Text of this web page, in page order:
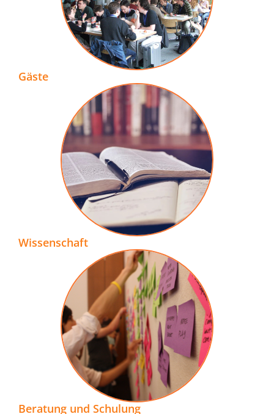
Gäste
Wissenschaft
Beratung und Schulung